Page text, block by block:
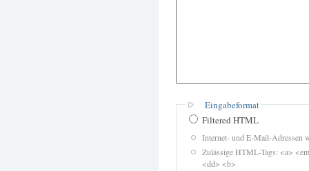
Eingabeformat
Filtered HTML
Internet- und E-Mail-Adressen
Zulässige HTML-Tags: <a>
<dd> <b>